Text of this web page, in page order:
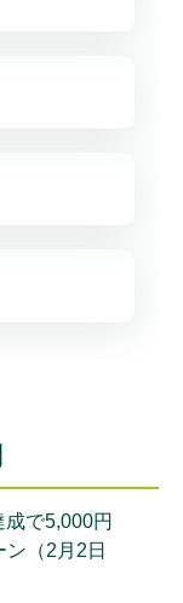
で5,000円
（2月2日